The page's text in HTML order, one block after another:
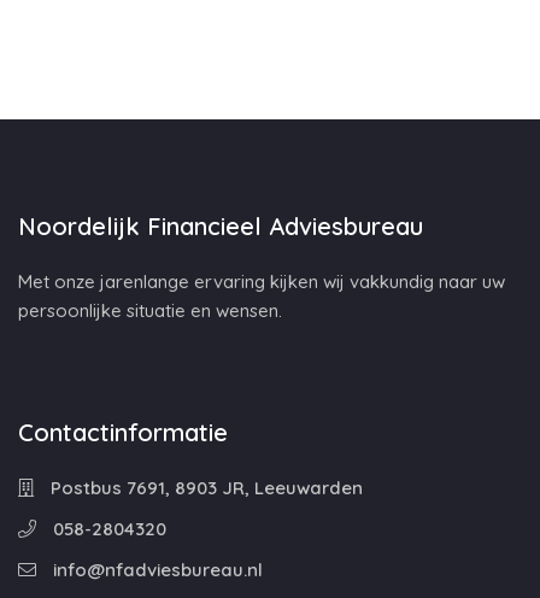
Noordelijk Financieel Adviesbureau
Met onze jarenlange ervaring kijken wij vakkundig naar uw
persoonlijke situatie en wensen.
Contactinformatie
Postbus 7691, 8903 JR, Leeuwarden
058-2804320
info@nfadviesbureau.nl